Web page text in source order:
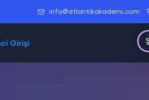
info@atlantikakademi.com
Girişi